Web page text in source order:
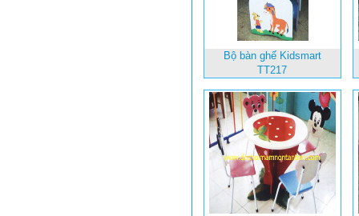
Bộ bàn ghế Kidsmart
TT217